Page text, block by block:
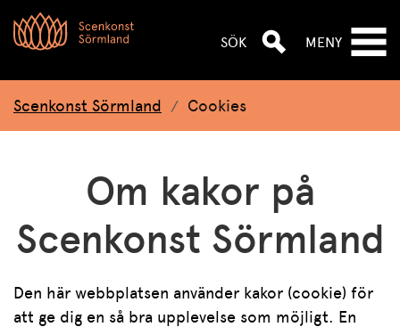
SÖK MENY
Scenkonst Sörmland Cookies
Om kakor på
Scenkonst Sörmland
Den här webbplatsen använder kakor (cookie) för
att ge dig en så bra upplevelse som möjligt. En